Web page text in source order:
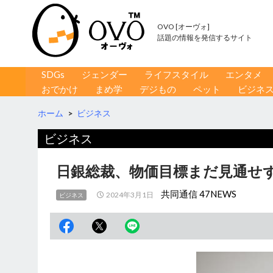
OVO [オーヴォ]
話題の情報を発信するサイト
コンテンツへ移動
SDGs ジェンダー ライフスタイル
エンタメ
おでかけ
まめ学 デジもの ペット ビジネ
ホーム > ビジネス
ビジネス
日銀総裁、物価目標まだ見通せ
ビジネス 2024年3月1日 共同通信 47NEWS